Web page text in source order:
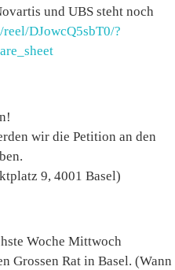
und UBS steht noch
DJowcQ5sbT0/?
wir die Petition an den
9, 4001 Basel)
Woche Mittwoch
Grossen Rat in Basel. (Wann